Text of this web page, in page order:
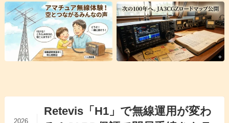
Retevis「H1」で無線運用が変わ
2026